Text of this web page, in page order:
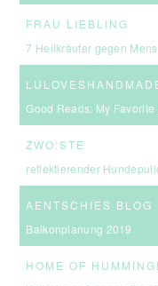
FRAU LIEBLING
7 Heilkräuter gegen
Good Reads: My Favorite
ZWO:STE
reflektierender
AENTSCHIES BLOG
Balkonplanung 2019
HOME OF